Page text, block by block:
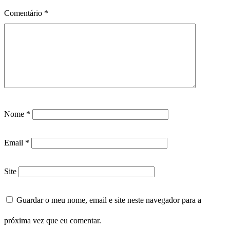
Comentário *
Nome *
Email *
Site
Guardar o meu nome, email e site neste navegador para a
próxima vez que eu comentar.